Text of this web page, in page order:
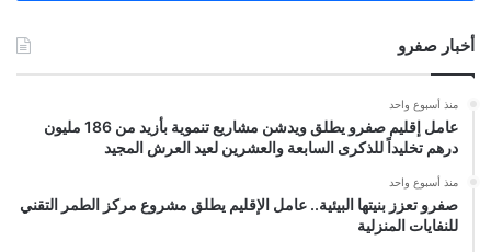
أخبار صفرو
منذ أسبوع واحد
عامل إقليم صفرو يطلق ويدشن مشاريع تنموية بأزيد من 186 مليون
درهم تخليداً للذكرى السابعة والعشرين لعيد العرش المجيد
منذ أسبوع واحد
صفرو تعزز بنيتها البيئية.. عامل الإقليم يطلق مشروع مركز الطمر التقني
للنفايات المنزلية